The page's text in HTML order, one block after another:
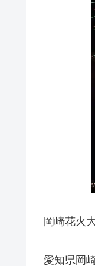
岡崎花火
愛知県岡